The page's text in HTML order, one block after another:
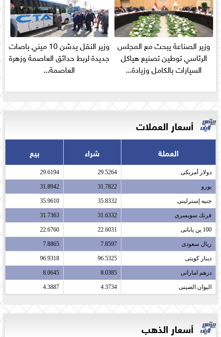
وزير الصناعة يبحث مع المجلس
الرئاسي توطين تصنيع هياكل
السيارات بالكامل وزيادة...
وزير النقل يدشن 10 ميني باصات
جديدة لربط حدائق العاصمة وزهرة
العاصمة...
أسعار العملات
العملة شراء بيع
دولار أمريكى​ 29.5264
29.6194
يورو​ 31.7822
31.8942
جنيه إسترلينى​ 35.8332
35.9610
فرنك سويسرى​ 31.6332
31.7363
100 ين يابانى​ 22.6031
22.6760
ريال سعودى​ 7.8597
7.8865
دينار كويتى​ 96.5325
96.9318
درهم اماراتى​ 8.0385
8.0645
اليوان الصينى​ 4.3734
4.3887
أسعار الذهب